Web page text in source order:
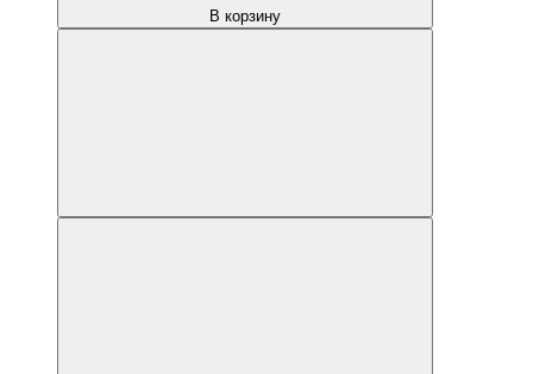
В корзину